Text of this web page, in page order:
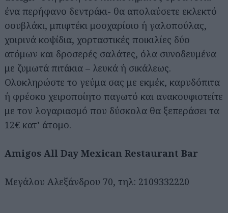
ένα περήφανο δεντράκι- θα απολαύσετε εκλεκτό
σουβλάκι, μπιφτέκι μοσχαρίσιο ή γαλοπούλας,
χοιρινά κοψίδια, χορταστικές ποικιλίες δύο
ατόμων και δροσερές σαλάτες, όλα συνοδευμένα
με ζυμωτά πιτάκια – λευκά ή σικάλεως.
Ολοκληρώστε το γεύμα σας με εκμέκ, καρυδόπιτα
ή φρέσκο χειροποίητο παγωτό και ανακουφιστείτε
με τον λογαριασμό που δύσκολα θα ξεπεράσει τα
12€ κατ’ άτομο.
Amigos All Day Mexican Restaurant Bar
Μεγάλου Αλεξάνδρου 70, τηλ: 2109332220